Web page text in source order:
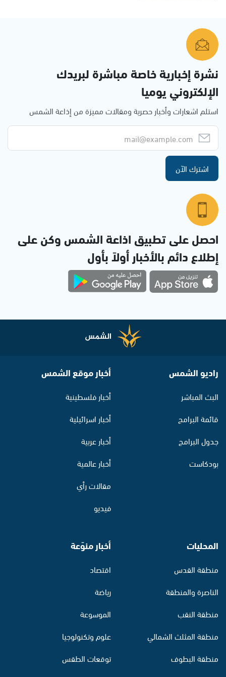
نشرة إخبارية خاصة مباشرة لبريدك
الإلكتروني يوميا
استلم اشعارات وأخبار حصرية ومقالات مميزة من إذاعة الشمس
اشترك الآن
احصل على تطبيق اذاعة الشمس وكن على
إطلاع دائم بالأخبار أولاً بأول
راديو الشمس
البث المباشر
قائمة البرامج
جدول البرامج
بودكاست
أخبار موقع الشمس
أخبار فلسطينية
أخبار اسرائيلية
أخبار عربية
أخبار عالمية
مقالات رأي
فيديو
المحليات
منطقة القدس
الناصرة والمنطقة
منطقة النقب
منطقة المثلث الشمالي
منطقة البطوف
أخبار منوّعة
اقتصاد
رياضة
الموسوعة
علوم وتكنولوجيا
توقعات الطقس